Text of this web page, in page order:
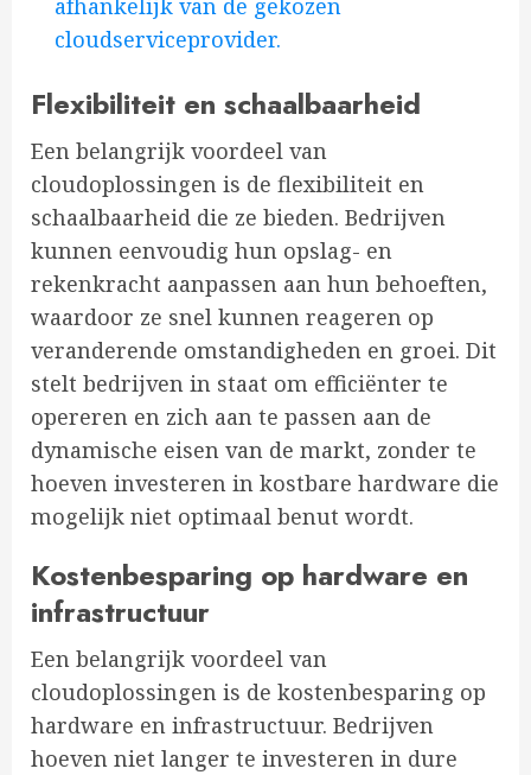
afhankelijk van de gekozen
cloudserviceprovider.
Flexibiliteit en schaalbaarheid
Een belangrijk voordeel van
cloudoplossingen is de flexibiliteit en
schaalbaarheid die ze bieden. Bedrijven
kunnen eenvoudig hun opslag- en
rekenkracht aanpassen aan hun behoeften,
waardoor ze snel kunnen reageren op
veranderende omstandigheden en groei. Dit
stelt bedrijven in staat om efficiënter te
opereren en zich aan te passen aan de
dynamische eisen van de markt, zonder te
hoeven investeren in kostbare hardware die
mogelijk niet optimaal benut wordt.
Kostenbesparing op hardware en
infrastructuur
Een belangrijk voordeel van
cloudoplossingen is de kostenbesparing op
hardware en infrastructuur. Bedrijven
hoeven niet langer te investeren in dure